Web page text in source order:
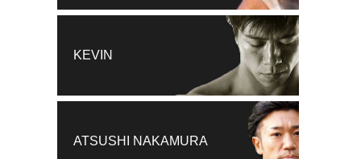
KEVIN
ATSUSHI NAKAMURA